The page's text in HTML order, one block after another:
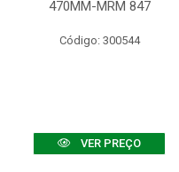
470MM-MRM 847
Código: 300544
VER PREÇO